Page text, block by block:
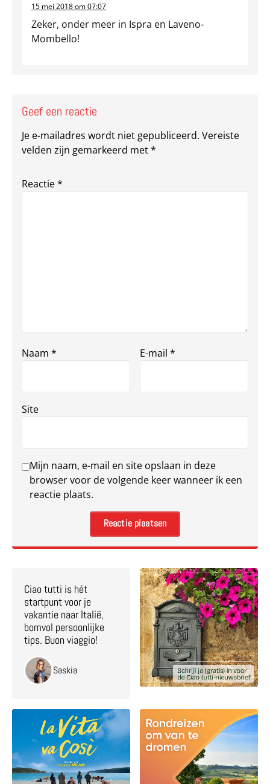
15 mei 2018 om 07:07
Zeker, onder meer in Ispra en Laveno-
Mombello!
Geef een reactie
Je e-mailadres wordt niet gepubliceerd. Vereiste
velden zijn gemarkeerd met*
Reactie*
Naam * E-mail *
Site
Mijn naam, e-mail en site opslaan in deze
browser voor de volgende keer wanneer ik een
reactie plaats.
Ciao tutti is hét
startpunt voor je
vakantie naar Italië,
bomvol persoonlijke
tips. Buon viaggio!
Saskia